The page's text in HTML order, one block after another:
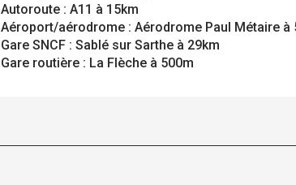
Autoroute : A11 à 15km
Aéroport/aérodrome : Aérodrome Paul Métaire à
Gare SNCF : Sablé sur Sarthe à 29km
Gare routière : La Flèche à 500m